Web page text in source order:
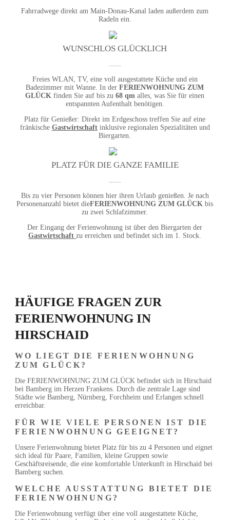
Fahrradwege direkt am Main-Donau-Kanal laden außerdem zum
Radeln ein.
WUNSCHLOS GLÜCKLICH
Freies WLAN, TV, eine voll ausgestatteteKüche und ein
Badezimmer mit Wanne. In derFERIENWOHNUNG ZUM
GLÜCK finden Sie auf bis zu 68 qm alles, was Sie für einen
entspannten Aufenthaltbenötigen.
Platz für Genießer: Direkt im Erdgeschoss treffen Sie auf eine
fränkische Gastwirtschaftinklusive regionalen Spezialitäten und
Biergarten.
PLATZ FÜR DIE GANZE FAMILIE
Bis zu vier Personen können hier ihrenUrlaub genießen. Je nach
Personenanzahl bietet dieFERIENWOHNUNG ZUM GLÜCK bis
zu zwei Schlafzimmer.
Der Eingang der Ferienwohnung ist über den Biergarten der
Gastwirtschaftzu erreichen und befindet sich im 1. Stock.
HÄUFIGE FRAGEN ZUR
FERIENWOHNUNG IN
HIRSCHAID
WO LIEGT DIE FERIENWOHNUNG
ZUM GLÜCK?
Die FERIENWOHNUNG ZUM GLÜCK befindet sich in Hirschaid
bei Bamberg im Herzen Frankens. Durch die zentrale Lage sind
Städte wie Bamberg, Nürnberg, Forchheim und Erlangen schnell
erreichbar.
FÜR WIE VIELE PERSONEN IST DIE
FERIENWOHNUNG GEEIGNET?
Unsere Ferienwohnung bietet Platz für bis zu 4 Personen und eignet
sich ideal für Paare, Familien, kleine Gruppen sowie
Geschäftsreisende, die eine komfortable Unterkunft in Hirschaid bei
Bamberg suchen.
WELCHE AUSSTATTUNG BIETET DIE
FERIENWOHNUNG?
Die Ferienwohnung verfügt über eine voll ausgestattete Küche,